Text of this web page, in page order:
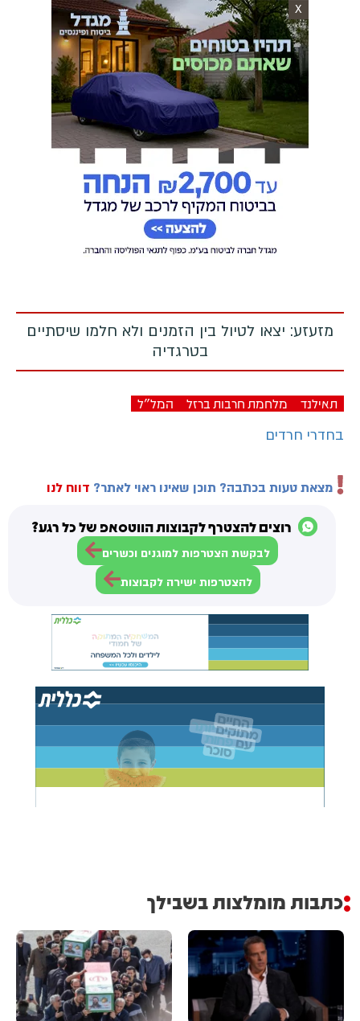
X
מזעזע: יצאו לטיול בין הזמנים ולא חלמו שיסתיים
בטרגדיה
תאילנד מלחמת חרבות ברזל המל"ל
בחדרי חרדים
מצאת טעות בכתבה? תוכן שאינו ראוי לאתר? דווח לנו
רוצים להצטרף לקבוצות הווטסאפ של כל רגע?
לבקשת הצטרפות למוגנים וכשרים
להצטרפות ישירה לקבוצות
כתבות מומלצות בשבילך